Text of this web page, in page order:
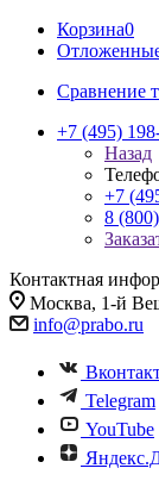
Корзина0
Сравнение
+7 (495)
Назад
+7
8
Контактная
Москва, 1-й
info@prabo.ru
Telegram
YouTube